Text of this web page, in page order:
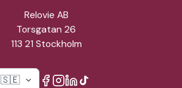
Relovie AB
Torsgatan 26
113 21 Stockholm
🇸🇪